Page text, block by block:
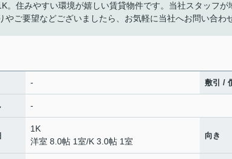
。住みやすい環境が嬉しい賃貸物件です。当社スタッフ
やご要望などございましたら、お気軽に当社へお問い合わ
- 敷引 /
-
1K
洋室 8.0帖 1室/K 3.0帖 1室
向き